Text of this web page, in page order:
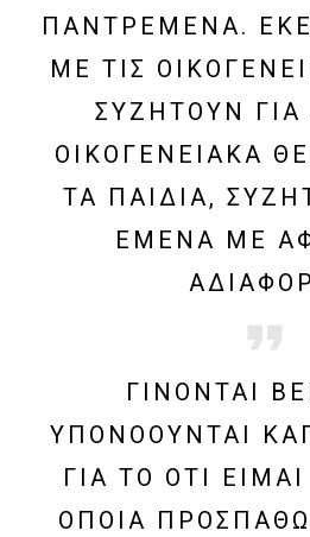
ΑΝΤΡΕΜΈΝΑ. ΕΚΕΊ
Ε ΤΙΣ
ΥΖΗΤΟΎΝ ΓΙΑ
ΙΚΟΓΕΝΕΙΑΚΆ
ΠΑΙΔΙΆ,
ΈΝΑ ΜΕ
ΙΆΦΟΡΟ.
ΓΊΝΟΝΤΑΙ
ΠΟΝΟΟΎΝΤΑΙ
ΙΑ ΤΟ ΌΤΙ ΕΊΜΑΙ
ΠΟΊΑ ΠΡΟΣΠΑΘΏ